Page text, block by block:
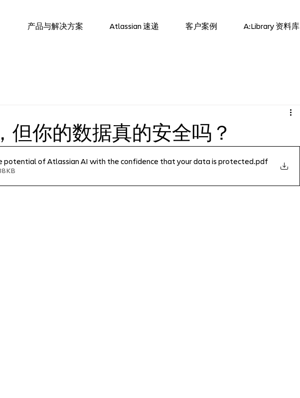
产品与解决方案 Atlassian 速递 客户案例 A:Library 资料库
但你的数据真的安全吗？
potential of Atlassian AI with the confidence that your data is protected.pdf